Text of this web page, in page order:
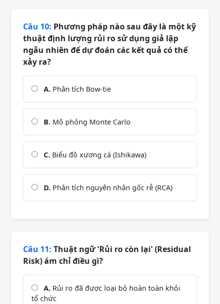
Câu 10: Phương pháp nào sau đây là một kỹ
thuật định lượng rủi ro sử dụng giả lập
ngẫu nhiên để dự đoán các kết quả có thể
xảy ra?
A. Phân tích Bow-tie
B. Mô phỏng Monte Carlo
C. Biểu đồ xương cá (Ishikawa)
D. Phân tích nguyên nhân gốc rễ (RCA)
Câu 11: Thuật ngữ 'Rủi ro còn lại' (Residual
Risk) ám chỉ điều gì?
A. Rủi ro đã được loại bỏ hoàn toàn khỏi
tổ chức